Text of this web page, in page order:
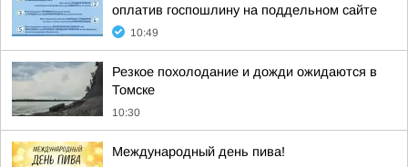
оплатив госпошлину на поддельном сайте
10:49
Резкое похолодание и дожди ожидаются в
Томске
10:30
Международный день пива!